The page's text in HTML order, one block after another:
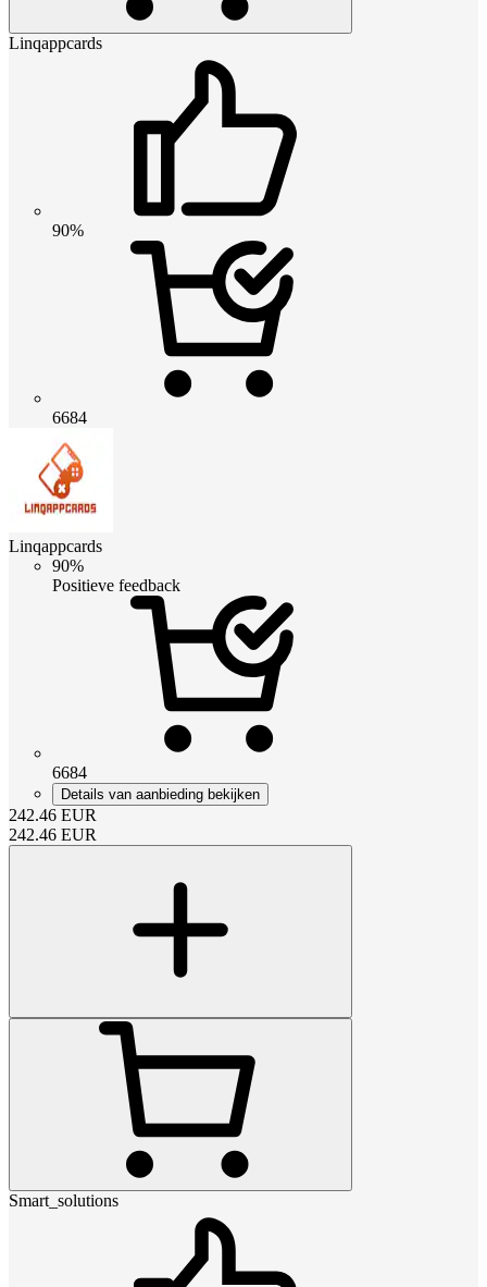
Linqappcards
90%
6684
Linqappcards
90%
Positieve feedback
6684
Details van aanbieding bekijken
242.46 EUR
242.46 EUR
Smart_solutions